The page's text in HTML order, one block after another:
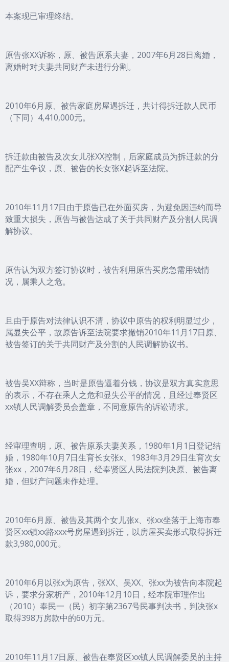
本案现已审理终结。
原告张XX诉称，原、被告原系夫妻，2007年6月28日离婚，
离婚时对夫妻共同财产未进行分割。
2010年6月原、被告家庭房屋遇拆迁，共计得拆迁款人民币
（下同）4,410,000元。
拆迁款由被告及次女儿张XX控制，后家庭成员为拆迁款的分
配产生争议，原、被告的长女张X起诉至法院。
2010年11月17日由于原告已在外面买房，为避免因违约而导
致重大损失，原告与被告达成了关于共同财产及分割人民调
解协议。
原告认为双方签订协议时，被告利用原告买房急需用钱情
况，属乘人之危。
且由于原告对法律认识不清，协议中原告的权利明显过少，
属显失公平，故原告诉至法院要求撤销2010年11月17日原、
被告签订的关于共同财产及分割的人民调解协议书。
被告吴XX辩称，当时是原告逼着分钱，协议是双方真实意思
的表示，不存在乘人之危和显失公平的情况，且经过奉贤区
xx镇人民调解委员会盖章，不同意原告的诉讼请求。
经审理查明，原、被告原系夫妻关系，1980年1月1日登记结
婚，1980年10月7日生育长女张x、1983年3月29日生育次女
张xx，2007年6月28日，经奉贤区人民法院判决原、被告离
婚，但财产问题未作处理。
2010年6月原、被告及其两个女儿张x、张xx坐落于上海市奉
贤区xx镇xx路xxx号房屋遇到拆迁，以房屋买卖形式取得拆迁
款3,980,000元。
2010年6月以张x为原告，张XX、吴XX、张xx为被告向本院起
诉，要求分家析产，2010年12月10日，经本院审理作出
（2010）奉民一（民）初字第2367号民事判决书，判决张x
取得398万房款中的60万元。
2010年11月17日原、被告在奉贤区xx镇人民调解委员的主持